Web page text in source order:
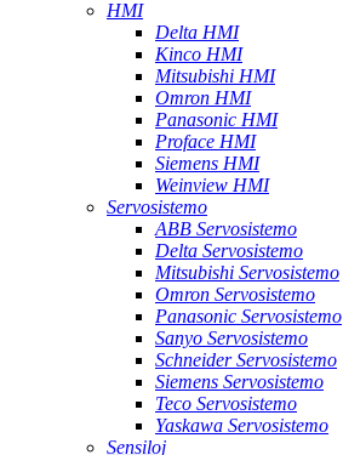
HMI
Delta HMI
Kinco HMI
Mitsubishi HMI
Omron HMI
Panasonic HMI
Proface HMI
Siemens HMI
Weinview HMI
Servosistemo
ABB Servosistemo
Delta Servosistemo
Mitsubishi Servosistemo
Omron Servosistemo
Panasonic Servosistemo
Sanyo Servosistemo
Schneider Servosistemo
Siemens Servosistemo
Teco Servosistemo
Yaskawa Servosistemo
Sensiloj